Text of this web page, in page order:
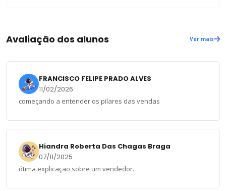
Avaliação dos alunos Ver mais
FRANCISCO FELIPE PRADO ALVES
11/02/2026
começando a entender os pilares das vendas
Hiandra Roberta Das Chagas Braga
07/11/2025
ótima explicação sobre um vendedor.